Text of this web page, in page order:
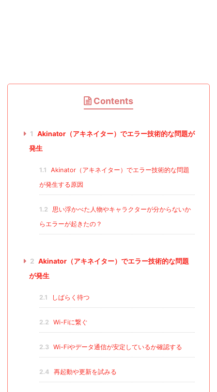
Contents
1 Akinator（アキネイター）でエラー技術的な問題が
発生
1.1
Akinator（アキネイター）でエラー技術的な問題
が発生する原因
1.2
思い浮かべた人物やキャラクターが分からないか
らエラーが起きたの？
2 Akinator（アキネイター）でエラー技術的な問題
が発生
2.1 しばらく待つ
2.2 Wi-Fiに繋ぐ
2.3 Wi-Fiやデータ通信が安定しているか確認する
2.4 再起動や更新を試みる